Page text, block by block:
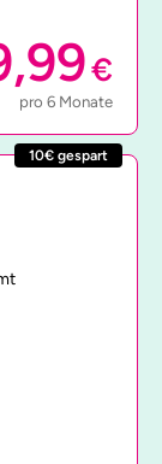
€
pro 6 Monate
10€ gespart